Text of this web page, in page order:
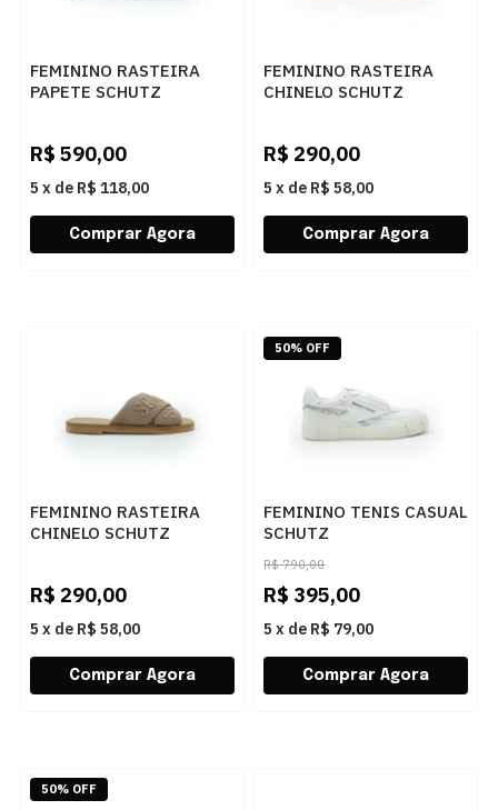
FEMININO RASTEIRA
PAPETE SCHUTZ
R$ 590,00
5 x de R$ 118,00
FEMININO RASTEIRA
CHINELO SCHUTZ
R$ 290,00
5 x de R$ 58,00
FEMININO RASTEIRA
CHINELO SCHUTZ
R$ 290,00
5 x de R$ 58,00
FEMININO TENIS CASUAL
SCHUTZ
S2257600010001
WHITE/PRATA
R$ 790,00
R$ 395,00
5 x de R$ 79,00
50% OFF
50% OFF